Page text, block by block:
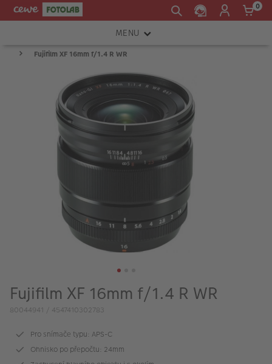
0
MENU
FOTOAPARÁTY
TISKÁRNY A SKENERY
FOTOBRAŠNY
PŘÍSLUŠENSTVÍ
FOTO BAZAR
Akce a slevy
Fotoprodukty
Fujifilm XF 16mm f/1.4 R WR
Fujifilm XF 16mm f/1.4 R WR
80044941 / 4547410302783
Pro snímače typu: APS-C
Ohnisko po přepočtu: 24mm